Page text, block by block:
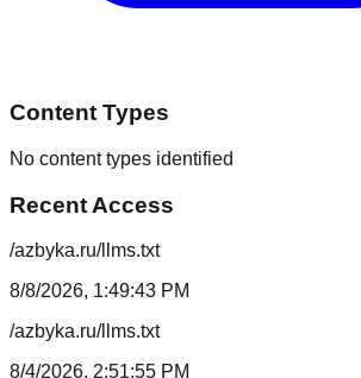
Content Types
No content types identified
Recent Access
/azbyka.ru/llms.txt
8/8/2026, 1:49:43 PM
/azbyka.ru/llms.txt
8/4/2026, 2:51:55 PM